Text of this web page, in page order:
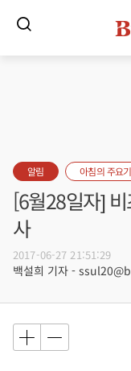
알림 아침의 주요
[6월28일자]
사
2017-06-27 21:51:29
백설희 기자 -